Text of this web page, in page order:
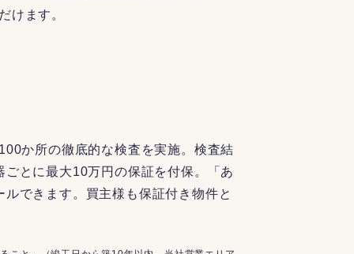
けます。
か所の徹底的な検査を実施。検査結
とに最大10万円の保証を付保。「あ
できます。買主様も保証付き物件と